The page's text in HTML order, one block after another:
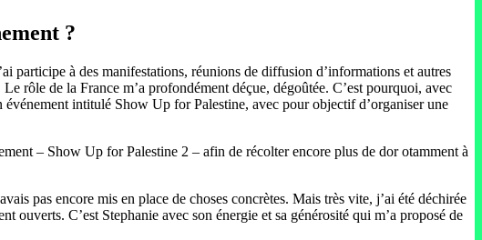
?
participe à des manifestations, réunions de diffusion d’informations et autres
rôle de la France m’a profondément déçue, dégoûtée. C’est pourquoi, avec
intitulé Show Up for Palestine, avec pour objectif d’organiser une
– Show Up for Palestine 2 – afin de récolter encore plus de dor otamment à
pas encore mis en place de choses concrètes. Mais très vite, j’ai été déchirée
ouverts. C’est Stephanie avec son énergie et sa générosité qui m’a proposé de